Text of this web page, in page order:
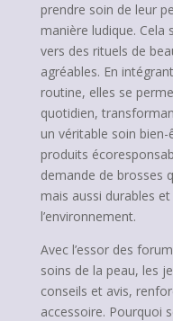
prendre soin de leur
manière ludique. Cela
vers des rituels de
agréables. En
routine, elles se
quotidien,
un véritable soin bien-
produits
demande de brosses
mais aussi durables
l’environnement.
Avec l’essor des
soins de la peau, les
conseils et avis,
accessoire. Pourquoi